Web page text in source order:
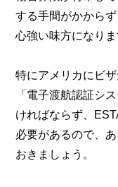
する手間がかから
心強い味方になりま
特にアメリカにビ
「電子渡航認証シ
ければならず、
必要があるので、
おきましょう。